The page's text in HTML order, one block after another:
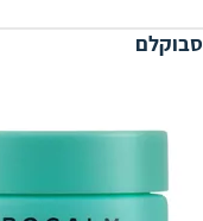
סבוקלם